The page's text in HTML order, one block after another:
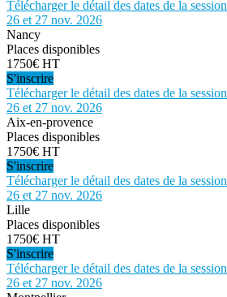
Télécharger le détail des dates de la session
26 et 27 nov. 2026
Nancy
Places disponibles
1750€ HT
S'inscrire
Télécharger le détail des dates de la session
26 et 27 nov. 2026
Aix-en-provence
Places disponibles
1750€ HT
S'inscrire
Télécharger le détail des dates de la session
26 et 27 nov. 2026
Lille
Places disponibles
1750€ HT
S'inscrire
Télécharger le détail des dates de la session
26 et 27 nov. 2026